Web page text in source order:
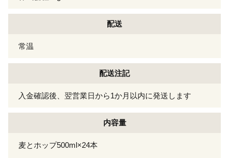
配送
常温
配送注記
入金確認後、翌営業日から1か月以内に発送します
内容量
麦とホップ500ml×24本